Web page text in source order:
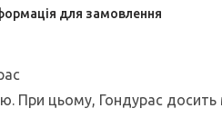
для замовлення
При цьому, Гондурас